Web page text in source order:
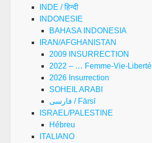
INDE / हिन्दी
INDONESIE
BAHASA INDONESIA
IRAN/AFGHANISTAN
2009 INSURRECTION
2022 – … Femme-Vie-Liberté
2026 Insurrection
SOHEIL ARABI
فارسی / Fārsī
ISRAEL/PALESTINE
Hébreu
ITALIANO